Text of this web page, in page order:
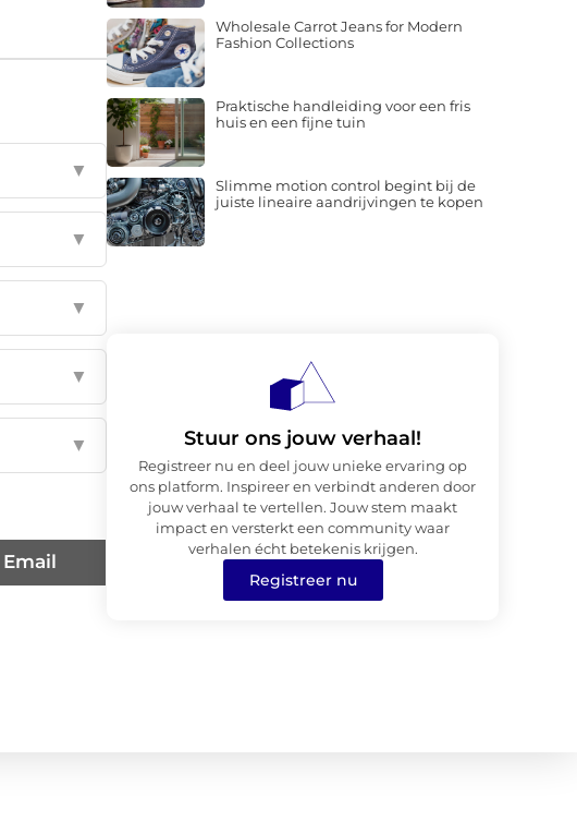
▼
▼
▼
▼
▼
Email
Wholesale Carrot Jeans for Modern
Fashion Collections
Praktische handleiding voor een fris
huis en een fijne tuin
Slimme motion control begint bij de
juiste lineaire aandrijvingen te kopen
Stuur ons jouw verhaal!
Registreer nu en deel jouw unieke ervaring op
ons platform. Inspireer en verbindt anderen door
jouw verhaal te vertellen. Jouw stem maakt
impact en versterkt een community waar
verhalen écht betekenis krijgen.
Registreer nu